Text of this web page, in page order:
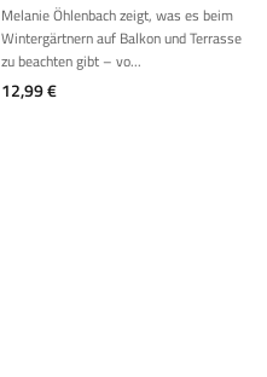
Melanie Öhlenbach zeigt, was es beim
Wintergärtnern auf Balkon und Terrasse
zu beachten gibt – vo...
Angebot
12,99 €